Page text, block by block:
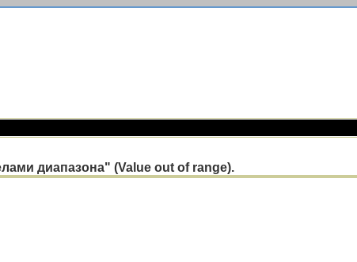
диапазона" (Value out of range).